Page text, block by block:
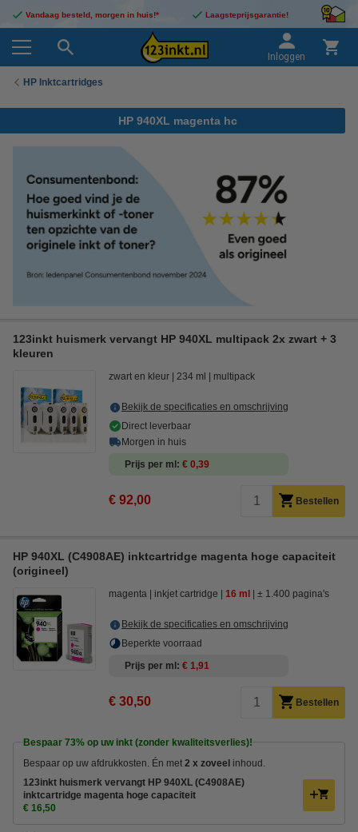
Vandaag besteld, morgen in huis!* Laagsteprijsgarantie!
Inloggen
HP Inktcartridges
HP 940XL magenta hc
123inkt huismerk vervangt HP 940XL multipack 2x zwart + 3
kleuren
zwart en kleur 234 ml multipack
Bekijk de specificaties en omschrijving
Direct leverbaar
Morgen in huis
Prijs per ml
€ 0,39
€ 92,00 Bestellen
HP 940XL (C4908AE) inktcartridge magenta hoge capaciteit
(origineel)
magenta inkjet cartridge 16 ml ± 1.400 pagina's
Bekijk de specificaties en omschrijving
Beperkte voorraad
Prijs per ml
€ 1,91
€ 30,50 Bestellen
Bespaar 73% op uw inkt (zonder kwaliteitsverlies)!
Bespaar op uw afdrukkosten. Én met 2 x zoveel inhoud.
123inkt huismerk vervangt HP 940XL (C4908AE)
inktcartridge magenta hoge capaciteit
€ 16,50